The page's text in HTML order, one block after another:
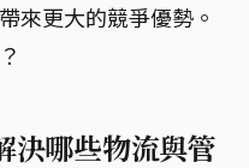
來更大的競爭優勢。
決哪些物流與管